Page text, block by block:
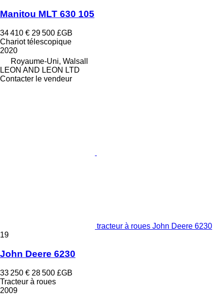
Manitou MLT 630 105
34 410 € 29 500 £GB
Chariot télescopique
2020
Royaume-Uni, Walsall
LEON AND LEON LTD
Contacter le vendeur
tracteur à roues John Deere 6230
19
John Deere 6230
33 250 € 28 500 £GB
Tracteur à roues
2009